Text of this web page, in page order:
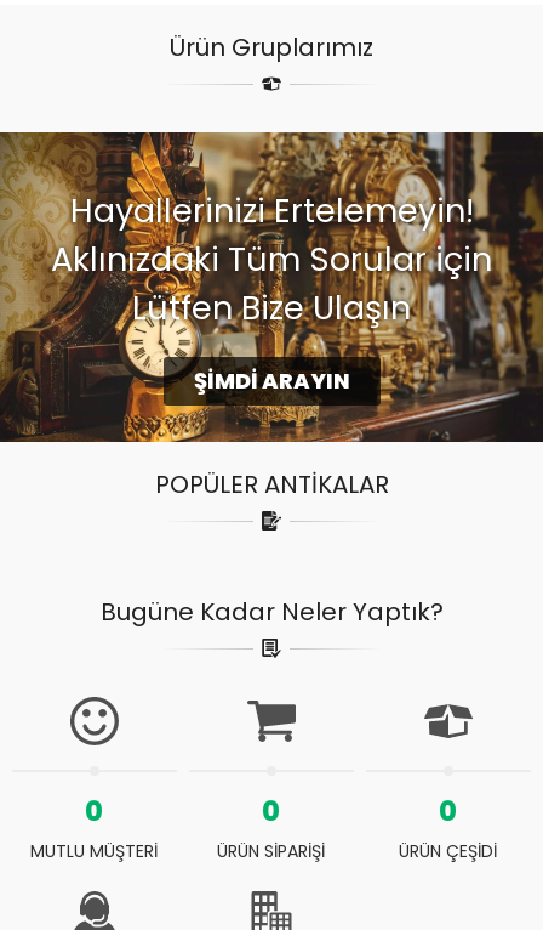
Ürün Gruplarımız
Hayallerinizi Ertelemeyin!
Aklınızdaki Tüm Sorular için
Lütfen Bize Ulaşın
ŞİMDİ ARAYIN
POPÜLER ANTİKALAR
Bugüne Kadar Neler Yaptık?
0
MUTLU MÜŞTERİ
0
ÜRÜN SİPARİŞİ
0
ÜRÜN ÇEŞİDİ